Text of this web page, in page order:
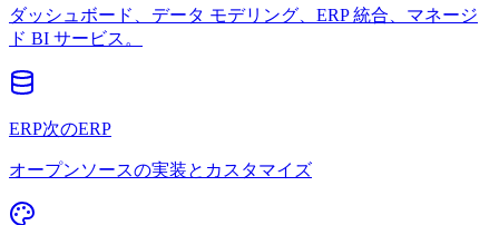
ダッシュボード、データ モデリング、ERP 統合、マネージ
ド BI サービス。
ERP次のERP
オープンソースの実装とカスタマイズ